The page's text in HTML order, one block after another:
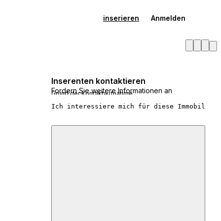
inserieren Anmelden
Inserenten kontaktieren
Fordern Sie weitere Informationen an
Grund der Kontaktaufnahme